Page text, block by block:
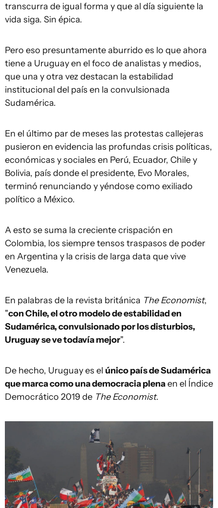
transcurra de igual forma y que al día siguiente la
vida siga. Sin épica.
Pero eso presuntamente aburrido es lo que ahora
tiene a Uruguay en el foco de analistas y medios,
que una y otra vez destacan la estabilidad
institucional del país en la convulsionada
Sudamérica.
En el último par de meses las protestas callejeras
pusieron en evidencia las profundas crisis políticas,
económicas y sociales en Perú, Ecuador, Chile y
Bolivia, país donde el presidente, Evo Morales,
terminó renunciando y yéndose como exiliado
político a México.
A esto se suma la creciente crispación en
Colombia, los siempre tensos traspasos de poder
en Argentina y la crisis de larga data que vive
Venezuela.
En palabras de la revista británica The Economist,
"con Chile, el otro modelo de estabilidad en
Sudamérica, convulsionado por los disturbios,
Uruguay se ve todavía mejor".
De hecho, Uruguay es el único país de Sudamérica
que marca como una democracia plenaen el Índice
Democrático 2019 de The Economist.